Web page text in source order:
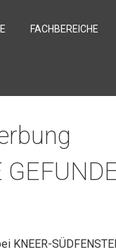
FACHBEREICHE
KNEER-